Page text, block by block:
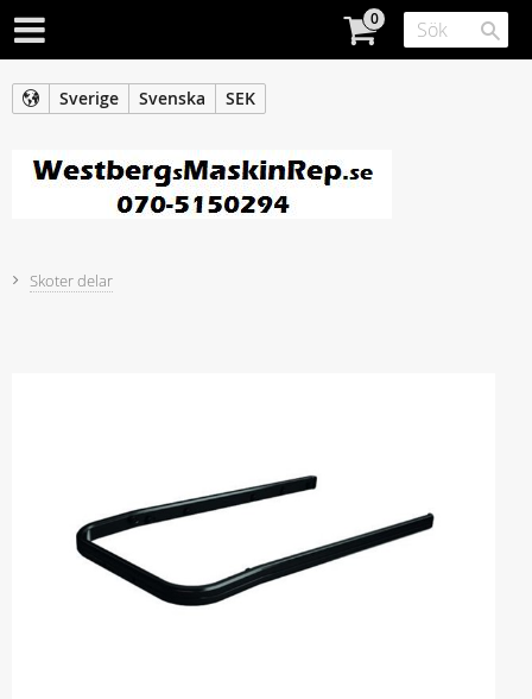
Sverige Svenska SEK
Skoter delar